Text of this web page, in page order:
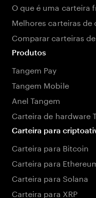
O que é uma carteira
Melhores carteiras
Comparar carteiras
Produtos
Tangem Pay
Tangem Mobile
Anel Tangem
Carteira de hardware
Carteira para
Carteira para Bitcoin
Carteira para
Carteira para Solana
Carteira para XRP